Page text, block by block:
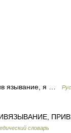
язывание, я …
словарь